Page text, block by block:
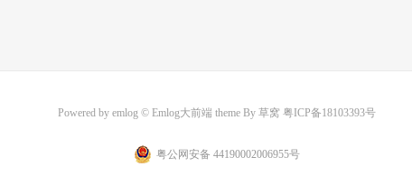
Powered by emlog © Emlog大前端 theme By 草窝 粤ICP备18103393号
粤公网安备 44190002006955号